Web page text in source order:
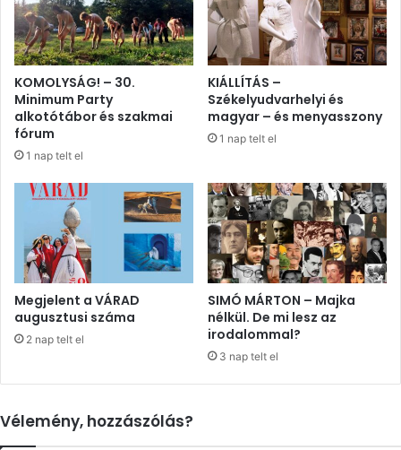
KOMOLYSÁG! – 30.
Minimum Party
alkotótábor és szakmai
fórum
1 nap telt el
KIÁLLÍTÁS –
Székelyudvarhelyi és
magyar – és menyasszony
1 nap telt el
Megjelent a VÁRAD
augusztusi száma
2 nap telt el
SIMÓ MÁRTON – Majka
nélkül. De mi lesz az
irodalommal?
3 nap telt el
Vélemény, hozzászólás?